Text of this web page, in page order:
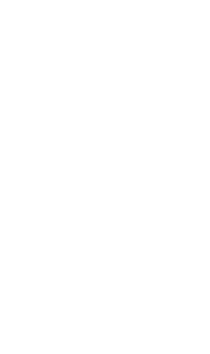
sich problemlos mit jeder
ermöglicht es dir,
beeinträchtigen.